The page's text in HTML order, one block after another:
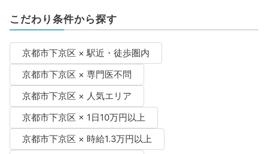
こだわり条件から探す
京都市下京区 × 駅近・徒歩圏内
京都市下京区 × 専門医不問
京都市下京区 × 人気エリア
京都市下京区 × 1日10万円以上
京都市下京区 × 時給1.3万円以上